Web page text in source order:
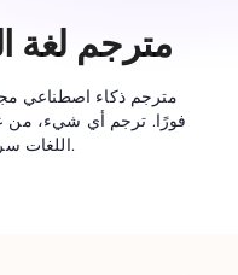
مترجم لغة
فورًا. ترجم أي شيء، من
اللغات سريع وسلسل وموثوق.